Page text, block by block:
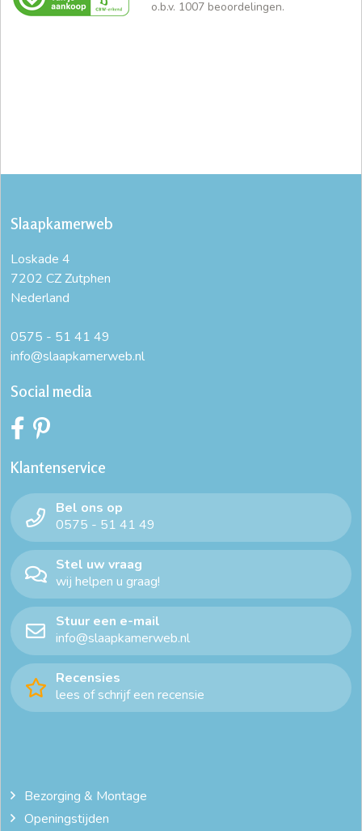
o.b.v. 1007 beoordelingen.
Slaapkamerweb
Loskade 4
7202 CZ Zutphen
Nederland
0575 - 51 41 49
info@slaapkamerweb.nl
Social media
Klantenservice
Bel ons op
0575 - 51 41 49
Stel uw vraag
wij helpen u graag!
Stuur een e-mail
info@slaapkamerweb.nl
Recensies
lees of schrijf een recensie
Bezorging & Montage
Openingstijden